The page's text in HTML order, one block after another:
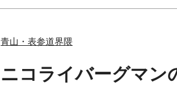
青山・表参道界隈
ニコライバーグマ